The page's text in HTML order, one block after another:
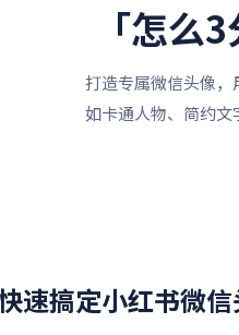
「怎么
打造专属微信头像
如卡通人物、简约
速搞定小红书微信